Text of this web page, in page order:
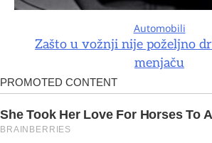
Automobili
Zašto u vožnji nije poželjno
menjaču